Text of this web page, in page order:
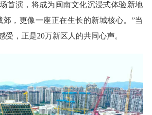
首演，将成为闽南文化沉浸式体验新地
郊，更像一座正在生长的新城核心。”当
受，正是20万新区人的共同心声。